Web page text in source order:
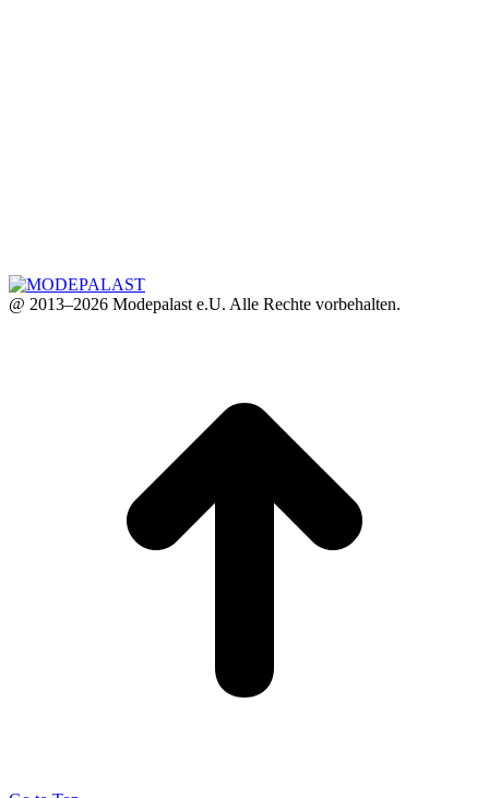
@ 2013–2026 Modepalast e.U. Alle Rechte vorbehalten.